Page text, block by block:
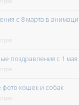
с 8 марта в
поздравления с 1 мая
кошек и собак